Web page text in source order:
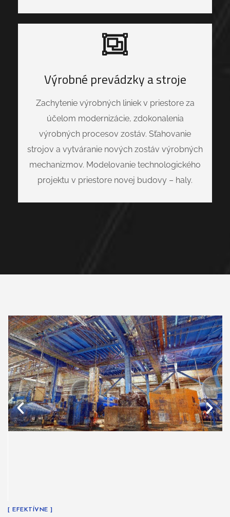
Výrobné prevádzky a stroje
Zachytenie výrobných liniek v priestore za
účelom modernizácie, zdokonalenia
výrobných procesov zostáv. Sťahovanie
strojov a vytváranie nových zostáv výrobných
mechanizmov. Modelovanie technologického
projektu v priestore novej budovy – haly.
[ EFEKTÍVNE ]